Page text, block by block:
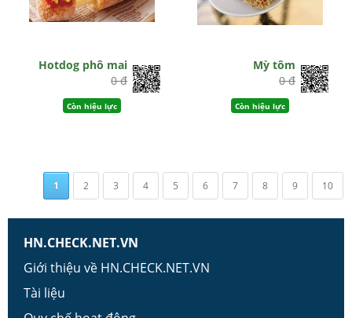
Hotdog phô mai
0 đ
Còn hiệu lực
Mỳ tôm
0 đ
Còn hiệu lực
1 2 3 4 5 6 7 8 9 10
HN.CHECK.NET.VN
Giới thiệu về HN.CHECK.NET.VN
Tài liệu